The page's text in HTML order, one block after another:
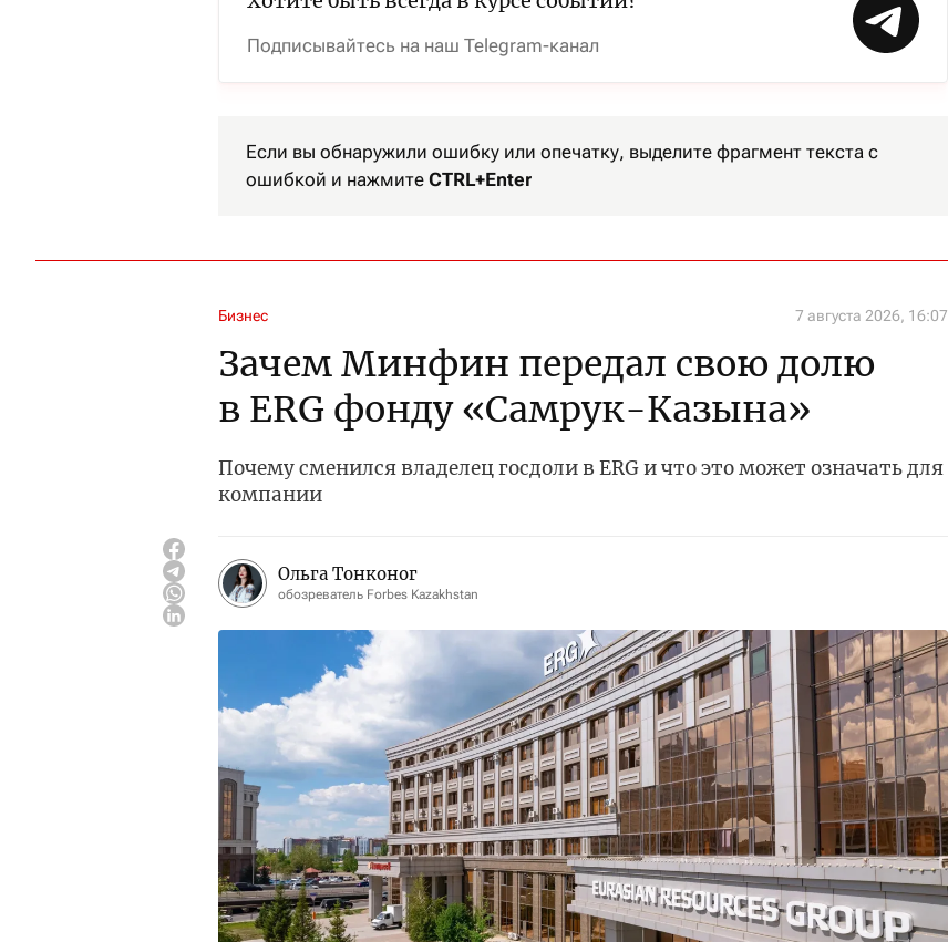
Подписывайтесь на наш Telegram-канал
Если вы обнаружили ошибку или опечатку, выделите фрагмент текста с
ошибкой и нажмите CTRL+Enter
Бизнес 7 августа 2026, 16:07
Зачем Минфин передал свою долю
в ERG фонду «Самрук-Казына»
Почему сменился владелец госдоли в ERG и что это может означать для
компании
Ольга Тонконог
обозреватель Forbes Kazakhstan